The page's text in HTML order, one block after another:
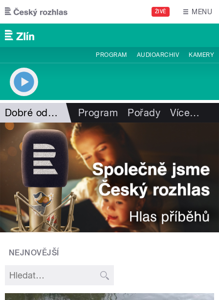
Přejít k hlavnímu obsahu
ŽIVĚ MENU
PROGRAM AUDIOARCHIV KAMERY
Dobré odpoledne s ČRo Zlín Program Pořady Více…
NEJNOVĚJŠÍ